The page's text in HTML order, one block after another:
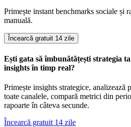
Primește instant benchmarks sociale și
manuală.
Încearcă gratuit 14 zile
Ești gata să îmbunătățești strategia
insights în timp real?
Primește insights strategice, analizează
toate canalele, compară metrici din
rapoarte în câteva secunde.
Încearcă gratuit 14 zile